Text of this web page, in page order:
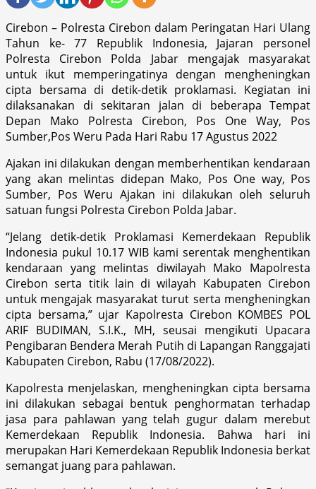
Cirebon – Polresta Cirebon dalam Peringatan Hari Ulang
Tahun ke- 77 Republik Indonesia, Jajaran personel
Polresta Cirebon Polda Jabar mengajak masyarakat
untuk ikut memperingatinya dengan mengheningkan
cipta bersama di detik-detik proklamasi. Kegiatan ini
dilaksanakan di sekitaran jalan di beberapa Tempat
Depan Mako Polresta Cirebon, Pos One Way, Pos
Sumber,Pos Weru Pada Hari Rabu 17 Agustus 2022
Ajakan ini dilakukan dengan memberhentikan kendaraan
yang akan melintas didepan Mako, Pos One way, Pos
Sumber, Pos Weru Ajakan ini dilakukan oleh seluruh
satuan fungsi Polresta Cirebon Polda Jabar.
“Jelang detik-detik Proklamasi Kemerdekaan Republik
Indonesia pukul 10.17 WIB kami serentak menghentikan
kendaraan yang melintas diwilayah Mako Mapolresta
Cirebon serta titik lain di wilayah Kabupaten Cirebon
untuk mengajak masyarakat turut serta mengheningkan
cipta bersama,” ujar Kapolresta Cirebon KOMBES POL
ARIF BUDIMAN, S.I.K., MH, seusai mengikuti Upacara
Pengibaran Bendera Merah Putih di Lapangan Ranggajati
Kabupaten Cirebon, Rabu (17/08/2022).
Kapolresta menjelaskan, mengheningkan cipta bersama
ini dilakukan sebagai bentuk penghormatan terhadap
jasa para pahlawan yang telah gugur dalam merebut
Kemerdekaan Republik Indonesia. Bahwa hari ini
merupakan Hari Kemerdekaan Republik Indonesia berkat
semangat juang para pahlawan.